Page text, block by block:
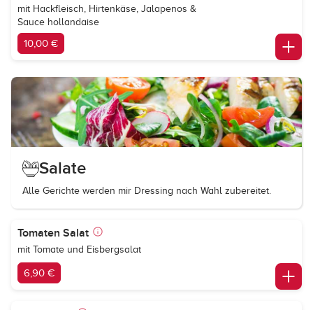
mit Hackfleisch, Hirtenkäse, Jalapenos &
Sauce hollandaise
10,00 €
Salate
Alle Gerichte werden mir Dressing nach Wahl zubereitet.
Tomaten Salat
mit Tomate und Eisbergsalat
6,90 €